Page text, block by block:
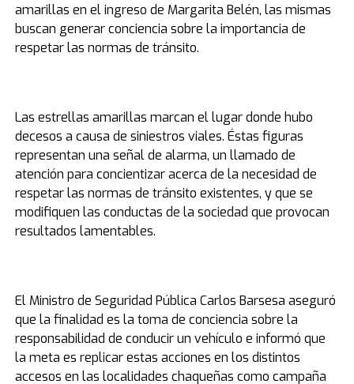
amarillas en el ingreso de Margarita Belén, las mismas
buscan generar conciencia sobre la importancia de
respetar las normas de tránsito.
Las estrellas amarillas marcan el lugar donde hubo
decesos a causa de siniestros viales. Éstas figuras
representan una señal de alarma, un llamado de
atención para concientizar acerca de la necesidad de
respetar las normas de tránsito existentes, y que se
modifiquen las conductas de la sociedad que provocan
resultados lamentables.
El Ministro de Seguridad Pública Carlos Barsesa aseguró
que la finalidad es la toma de conciencia sobre la
responsabilidad de conducir un vehículo e informó que
la meta es replicar estas acciones en los distintos
accesos en las localidades chaqueñas como campaña